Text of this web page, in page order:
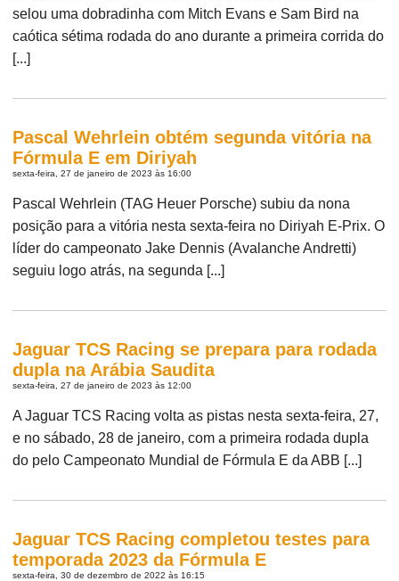
selou uma dobradinha com Mitch Evans e Sam Bird na
caótica sétima rodada do ano durante a primeira corrida do
[...]
Pascal Wehrlein obtém segunda vitória na
Fórmula E em Diriyah
sexta-feira, 27 de janeiro de 2023 às 16:00
Pascal Wehrlein (TAG Heuer Porsche) subiu da nona
posição para a vitória nesta sexta-feira no Diriyah E-Prix. O
líder do campeonato Jake Dennis (Avalanche Andretti)
seguiu logo atrás, na segunda [...]
Jaguar TCS Racing se prepara para rodada
dupla na Arábia Saudita
sexta-feira, 27 de janeiro de 2023 às 12:00
A Jaguar TCS Racing volta as pistas nesta sexta-feira, 27,
e no sábado, 28 de janeiro, com a primeira rodada dupla
do pelo Campeonato Mundial de Fórmula E da ABB [...]
Jaguar TCS Racing completou testes para
temporada 2023 da Fórmula E
sexta-feira, 30 de dezembro de 2022 às 16:15